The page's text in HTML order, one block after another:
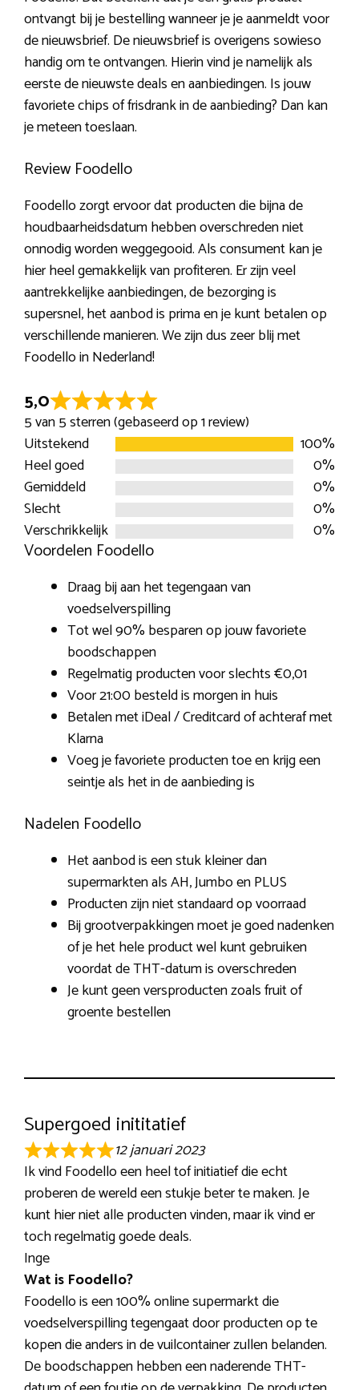
ontvangt bij je bestelling wanneer je je aanmeldt voor
de nieuwsbrief. De nieuwsbrief is overigens sowieso
handig om te ontvangen. Hierin vind je namelijk als
eerste de nieuwste deals en aanbiedingen. Is jouw
favoriete chips of frisdrank in de aanbieding? Dan kan
je meteen toeslaan.
Review Foodello
Foodello zorgt ervoor dat producten die bijna de
houdbaarheidsdatum hebben overschreden niet
onnodig worden weggegooid. Als consument kan je
hier heel gemakkelijk van profiteren. Er zijn veel
aantrekkelijke aanbiedingen, de bezorging is
supersnel, het aanbod is prima en je kunt betalen op
verschillende manieren. We zijn dus zeer blij met
Foodello in Nederland!
5,0
R
a
5
o
u
t
o
f
5
5 van 5 sterren (gebaseerd op 1 review)
Uitstekend
100%
Heel goed
0%
Gemiddeld
0%
Slecht
0%
Verschrikkelijk
0%
Voordelen Foodello
Draag bij aan het tegengaan van
voedselverspilling
Tot wel 90% besparen op jouw favoriete
boodschappen
Regelmatig producten voor slechts €0,01
Voor 21:00 besteld is morgen in huis
Betalen met iDeal / Creditcard of achteraf met
Klarna
Voeg je favoriete producten toe en krijg een
seintje als het in de aanbieding is
Nadelen Foodello
Het aanbod is een stuk kleiner dan
supermarkten als AH, Jumbo en PLUS
Producten zijn niet standaard op voorraad
Bij grootverpakkingen moet je goed nadenken
of je het hele product wel kunt gebruiken
voordat de THT-datum is overschreden
Je kunt geen versproducten zoals fruit of
groente bestellen
Supergoed inititatief
R
a
t
e
d
5
o
u
t
o
f
12 januari 2023
Ik vind Foodello een heel tof initiatief die echt
proberen de wereld een stukje beter te maken. Je
kunt hier niet alle producten vinden, maar ik vind er
toch regelmatig goede deals.
Inge
Wat is Foodello?
Foodello is een 100% online supermarkt die
voedselverspilling tegengaat door producten op te
kopen die anders in de vuilcontainer zullen belanden.
De boodschappen hebben een naderende THT-